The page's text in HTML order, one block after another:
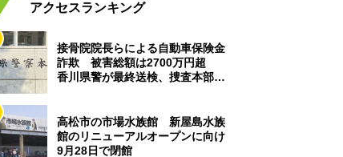
アクセスランキング
接骨院院長らによる自動車保険金
詐欺 被害総額は2700万円超
香川県警が最終送検、捜査本部解
高松市の市場水族館 新屋島水族
館のリニューアルオープンに向け
9月28日で閉館